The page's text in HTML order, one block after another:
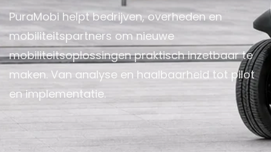
PuraMobi helpt bedrijven, overheden en
mobiliteitspartners om nieuwe
mobiliteitsoplossingen praktisch inzetbaar te
maken. Van analyse en haalbaarheid tot pilot
en implementatie.